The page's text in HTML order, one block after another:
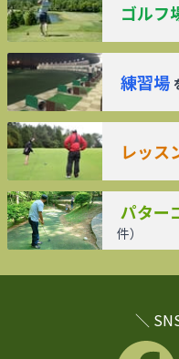
ゴルフ
練習場
レッス
パター
件）
＼